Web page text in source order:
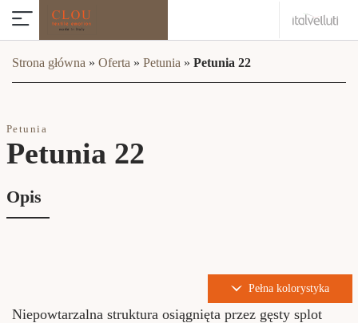
Strona główna » Oferta » Petunia » Petunia 22
Petunia
Petunia 22
Opis
Pełna kolorystyka
Niepowtarzalna struktura osiągnięta przez gęsty splot